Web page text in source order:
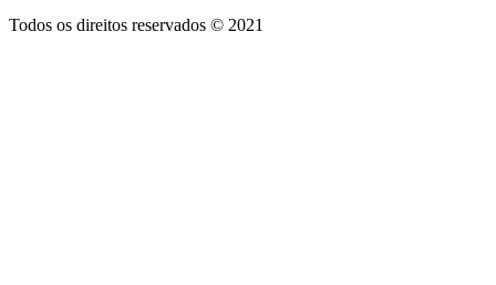
Todos os direitos reservados © 2021